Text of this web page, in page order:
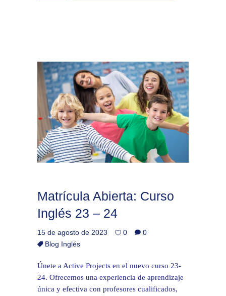
Matrícula Abierta: Curso
Inglés 23 – 24
15 de agosto de 2023 0
0
Blog Inglés
Únete a Active Projects en el nuevo curso 23-
24. Ofrecemos una experiencia de aprendizaje
única y efectiva con profesores cualificados,